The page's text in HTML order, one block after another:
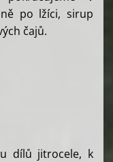
po lžíci, sirup
čajů.
dílů jitrocele, k